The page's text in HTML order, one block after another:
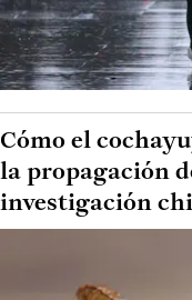
Cómo el
la propagación
investigación